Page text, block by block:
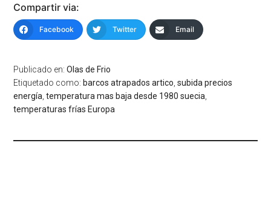
Compartir via:
Facebook Twitter Email
Publicado en:Olas de Frio
Etiquetado como: barcos atrapados artico ,subida precios
energía ,temperatura mas baja desde 1980 suecia
temperaturas frías Europa